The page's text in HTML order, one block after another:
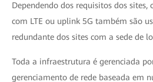
Dependendo dos requisitos dos sites,
com LTE ou uplink 5G também são
redundante dos sites com a sede de
Toda a infraestrutura é gerenciada
gerenciamento de rede baseada em